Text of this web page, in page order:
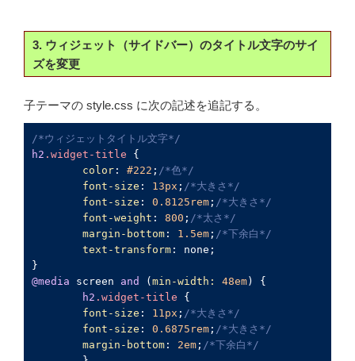
3. ウィジェット（サイドバー）のタイトル文字のサイ
ズを変更
子テーマの style.css に次の記述を追記する。
/*ウィジェットタイトル文字*/
h2 .widget-title {
color : #222 ; /*色*/
font-size : 13px ; /*大きさ*/
font-size : 0.8125rem ; /*大きさ*/
font-weight : 800 ; /*太さ*/
margin-bottom : 1.5em ; /*下余白*/
text-transform : none;
@media screen and ( min-width: 48em) {
h2 .widget-title {
font-size : 11px ; /*大きさ*/
font-size : 0.6875rem ; /*大きさ*/
margin-bottom : 2em ; /*下余白*/